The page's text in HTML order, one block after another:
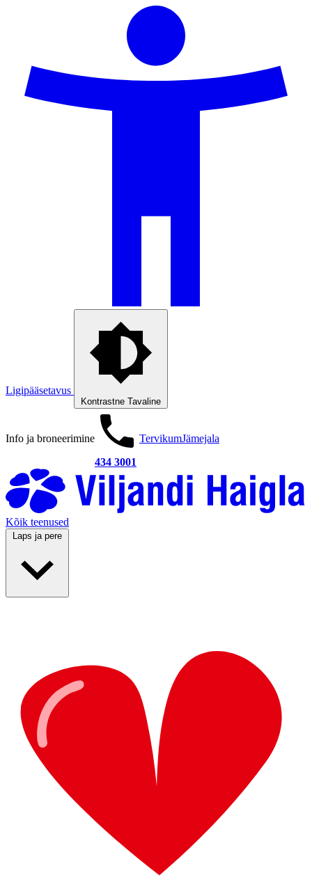
Ligipääsetavus
Kontrastne Tavaline
Info ja broneerimine
434 3001
TervikumJämejala
Kõik teenused
Laps ja pere